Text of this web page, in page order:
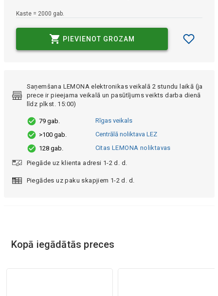
Kaste = 2000 gab.
PIEVIENOT GROZAM
Saņemšana LEMONA elektronikas veikalā 2 stundu laikā (ja
prece ir pieejama veikalā un pasūtījums veikts darba dienā
līdz plkst. 15:00)
79 gab.
Rīgas veikals
>100 gab.
Centrālā noliktava LEZ
128 gab.
Citas LEMONA noliktavas
Piegāde uz klienta adresi 1-2 d. d.
Piegādes uz paku skapjiem 1-2 d. d.
Kopā iegādātās preces